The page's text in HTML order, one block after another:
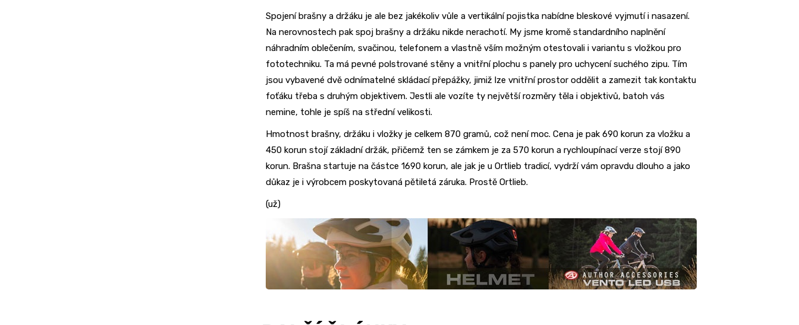
Spojení brašny a držáku je ale bez jakékoliv vůle a vertikální pojistka nabídne bleskové vyjmutí i nasazení.
Na nerovnostech pak spoj brašny a držáku nikde nerachotí. My jsme kromě standardního naplnění
náhradním oblečením, svačinou, telefonem a vlastně vším možným otestovali i variantu s vložkou pro
fototechniku. Ta má pevné polstrované stěny a vnitřní plochu s panely pro uchycení suchého zipu. Tím
jsou vybavené dvě odnímatelné skládací přepážky, jimiž lze vnitřní prostor oddělit a zamezit tak kontaktu
foťáku třeba s druhým objektivem. Jestli ale vozíte ty největší rozměry těla i objektivů, batoh vás
nemine, tohle je spíš na střední velikosti.
Hmotnost brašny, držáku i vložky je celkem 870 gramů, což není moc. Cena je pak 690 korun za vložku a
450 korun stojí základní držák, přičemž ten se zámkem je za 570 korun a rychloupínací verze stojí 890
korun. Brašna startuje na částce 1690 korun, ale jak je u Ortlieb tradicí, vydrží vám opravdu dlouho a jako
důkaz je i výrobcem poskytovaná pětiletá záruka. Prostě Ortlieb.
(už)